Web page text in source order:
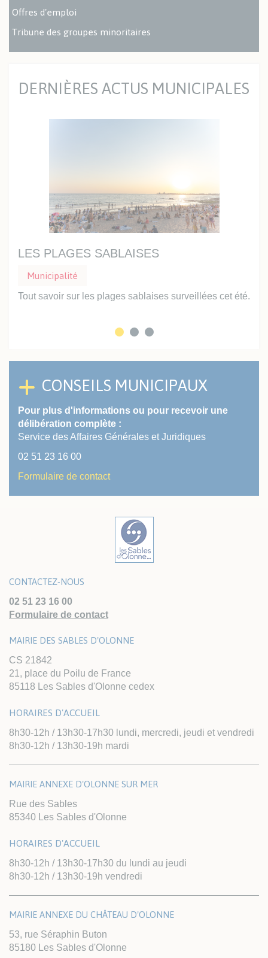
Offres d'emploi
Tribune des groupes minoritaires
DERNIÈRES ACTUS MUNICIPALES
LES PLAGES SABLAISES
Municipalité
Tout savoir sur les plages sablaises surveillées cet été.
CONSEILS MUNICIPAUX
Pour plus d'informations ou pour recevoir une
délibération complète :
Service des Affaires Générales et Juridiques
02 51 23 16 00
Formulaire de contact
CONTACTEZ-NOUS
02 51 23 16 00
Formulaire de contact
MAIRIE DES SABLES D'OLONNE
CS 21842
21, place du Poilu de France
85118 Les Sables d'Olonne cedex
HORAIRES D'ACCUEIL
8h30-12h / 13h30-17h30 lundi, mercredi, jeudi et vendredi
8h30-12h / 13h30-19h mardi
MAIRIE ANNEXE D'OLONNE SUR MER
Rue des Sables
85340 Les Sables d'Olonne
HORAIRES D'ACCUEIL
8h30-12h / 13h30-17h30 du lundi au jeudi
8h30-12h / 13h30-19h vendredi
MAIRIE ANNEXE DU CHÂTEAU D'OLONNE
53, rue Séraphin Buton
85180 Les Sables d'Olonne